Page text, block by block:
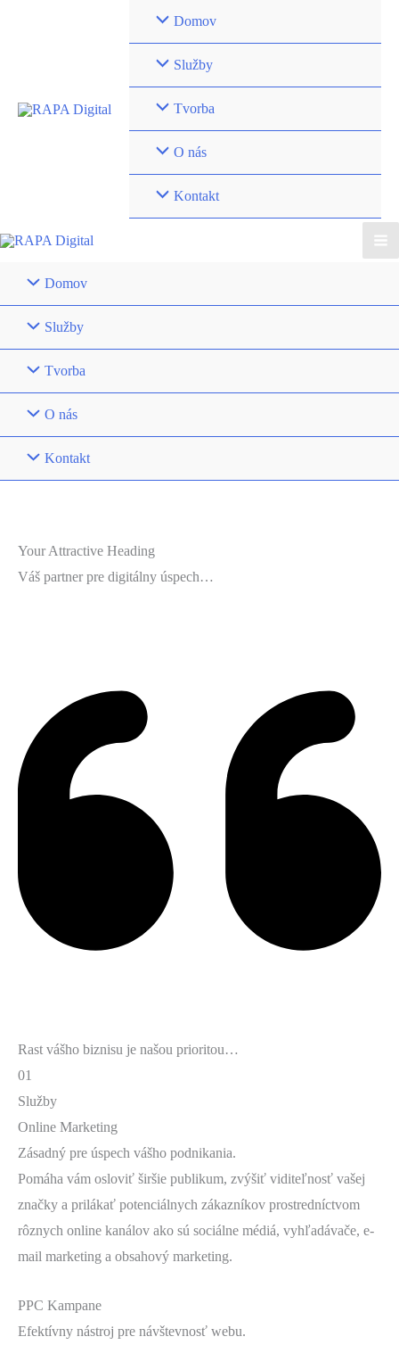
Domov
Služby
Tvorba
O nás
Kontakt
Domov
Služby
Tvorba
O nás
Kontakt
Your Attractive Heading
Váš partner pre digitálny úspech…
Rast vášho biznisu je našou prioritou…
01
Služby
Online Marketing
Zásadný pre úspech vášho podnikania.
Pomáha vám osloviť širšie publikum, zvýšiť viditeľnosť vašej
značky a prilákať potenciálnych zákazníkov prostredníctvom
rôznych online kanálov ako sú sociálne médiá, vyhľadávače, e-
mail marketing a obsahový marketing.
PPC Kampane
Efektívny nástroj pre návštevnosť webu.